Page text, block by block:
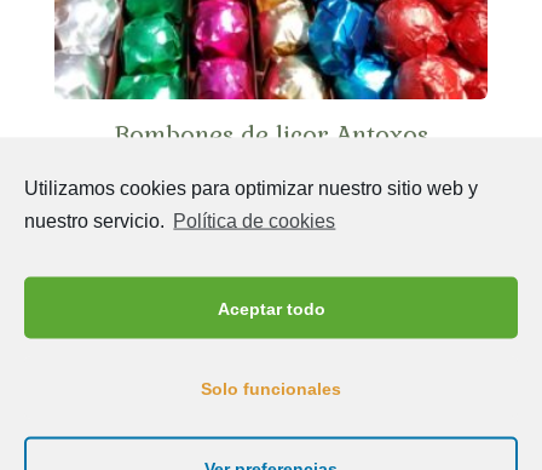
Utilizamos cookies para optimizar nuestro sitio web y
nuestro servicio. Política de cookies
Aceptar todo
Solo funcionales
Bombones de licor Antoxos
AÑADIR AL CARRITO
¡Oferta!